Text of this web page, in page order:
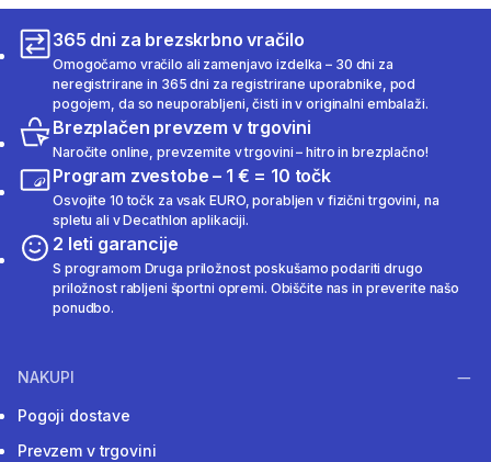
365 dni za brezskrbno vračilo
Omogočamo vračilo ali zamenjavo izdelka – 30 dni za
neregistrirane in 365 dni za registrirane uporabnike, pod
pogojem, da so neuporabljeni, čisti in v originalni embalaži.
Brezplačen prevzem v trgovini
Naročite online, prevzemite v trgovini – hitro in brezplačno!
Program zvestobe – 1 € = 10 točk
Osvojite 10 točk za vsak EURO, porabljen v fizični trgovini, na
spletu ali v Decathlon aplikaciji.
2 leti garancije
S programom Druga priložnost poskušamo podariti drugo
priložnost rabljeni športni opremi. Obiščite nas in preverite našo
ponudbo.
NAKUPI
Pogoji dostave
Prevzem v trgovini